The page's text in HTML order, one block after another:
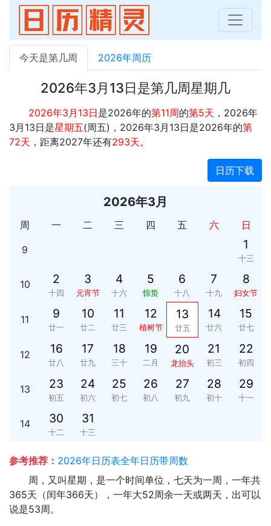
今天是第几周 2026年周历
2026年3月13日是第几周星期几
2026年3月13日是2026年的第11周的第5天 ，2026年
3月13日是星期五(周五)，2026年3月13日是2026年的第
72天 ，距离2027年还有293天。
日历下载
2026年3月
周 一 二 三 四 五 六 日
9 1
十三
10 2
十四
3
元宵节
4
十六
5
惊蛰
6
十八
7
十九
8
妇女节
11 9
廿一
10
廿二
11
廿三
12
植树节
13
廿五
14
廿六
15
廿七
12 16
廿八
17
廿九
18
三十
19
二月
20
龙抬头
21
初三
22
初四
13 23
初五
24
初六
25
初七
26
初八
27
初九
28
初十
29
十一
14 30
十二
31
十三
参考推荐： 2026年日历表全年日历带周数
周，又叫星期，是一个时间单位，七天为一周，一年共
365天（闰年366天），一年大52周余一天或两天，出可以
说是53周。